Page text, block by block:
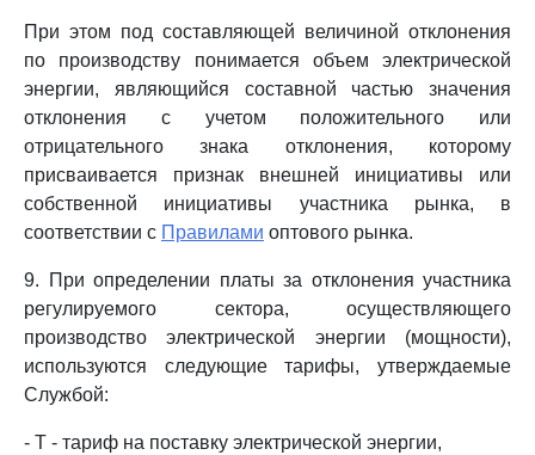
При этом под составляющей величиной отклонения
по производству понимается объем электрической
энергии, являющийся составной частью значения
отклонения с учетом положительного или
отрицательного знака отклонения, которому
присваивается признак внешней инициативы или
собственной инициативы участника рынка, в
соответствии с Правилами оптового рынка.
9. При определении платы за отклонения участника
регулируемого сектора, осуществляющего
производство электрической энергии (мощности),
используются следующие тарифы, утверждаемые
Службой:
- Т - тариф на поставку электрической энергии,